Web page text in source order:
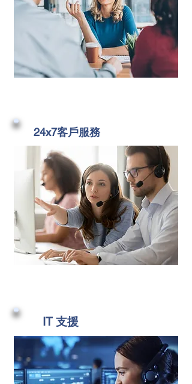
24x7客戶服務
IT 支援